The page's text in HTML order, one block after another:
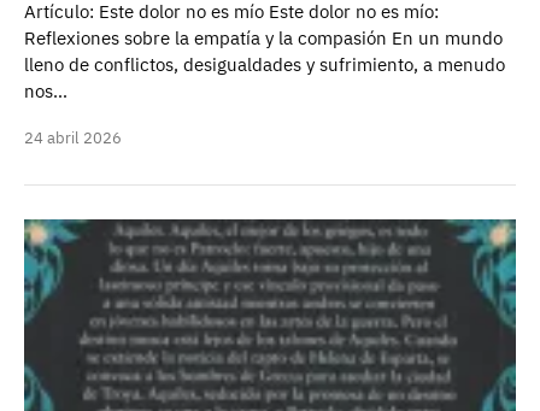
Artículo: Este dolor no es mío Este dolor no es mío:
Reflexiones sobre la empatía y la compasión En un mundo
lleno de conflictos, desigualdades y sufrimiento, a menudo
nos…
24 abril 2026